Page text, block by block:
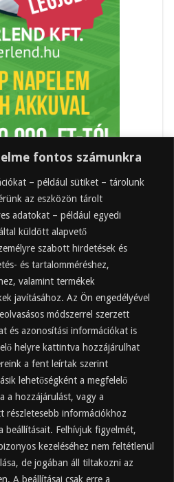
fontos számunkra
– például sütiket – tárolunk
az eszközön tárolt
adatokat – például egyedi
küldött alapvető
szabott hirdetések és
és tartalomméréshez,
valamint termékek
javításához. Az Ön engedélyével
módszerrel szerzett
és azonosítási információkat is
helyre kattintva hozzájárulhat
a fent leírtak szerint
lehetőségként a megfelelő
a hozzájárulást, vagy a
részletesebb információkhoz
Felhívjuk figyelmét,
kezeléséhez nem feltétlenül
de jogában áll tiltakozni az
A beállításai csak erre a
gyakori felhasználási
mikor, mennyit, mivel
hatása a szervezetre –
a kutatás?
– Teljes útmutató:
felhasználás, kockázatok,